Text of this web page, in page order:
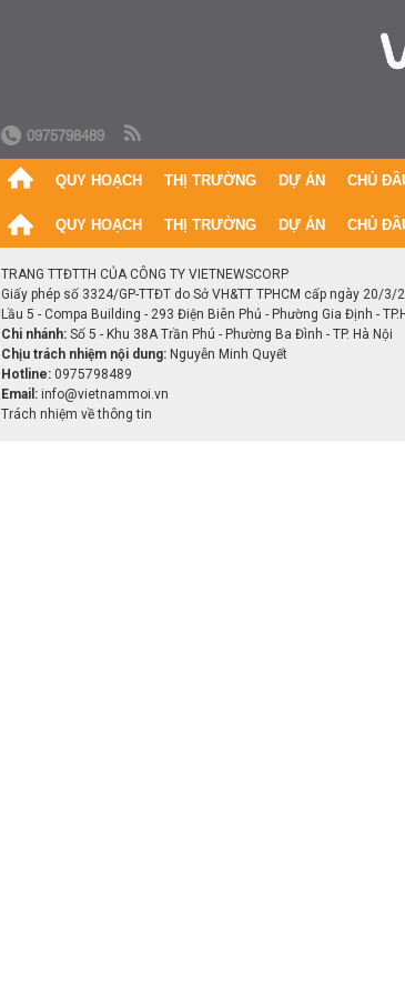
0975798489
QUY HOẠCH THỊ TRƯỜNG DỰ ÁN CHỦ
QUY HOẠCH THỊ TRƯỜNG DỰ ÁN CHỦ
TRANG TTĐTTH CỦA CÔNG TY VIETNEWSCORP
Giấy phép số 3324/GP-TTĐT do Sở VH&TT TPHCM cấp ngày 20/3/
Lầu 5 - Compa Building - 293 Điện Biên Phủ - Phường Gia Định -
Chi nhánh: Số 5 - Khu 38A Trần Phú - Phường Ba Đình - TP. Hà Nội
Chịu trách nhiệm nội dung: Nguyễn Minh Quyết
Hotline: 0975798489
Email: info@vietnammoi.vn
Trách nhiệm về thông tin